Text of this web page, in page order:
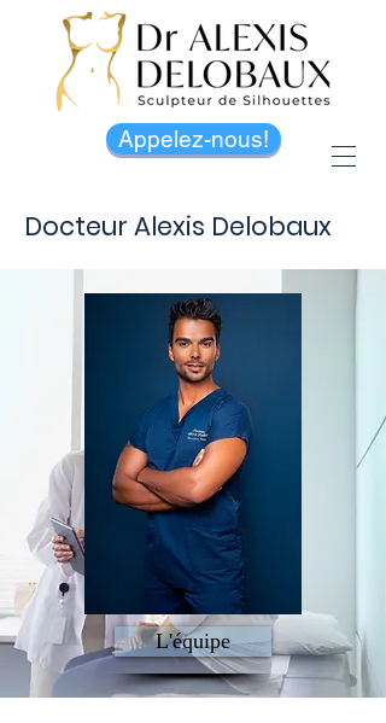
Appelez-nous!
Docteur Alexis Delobaux
L'équipe